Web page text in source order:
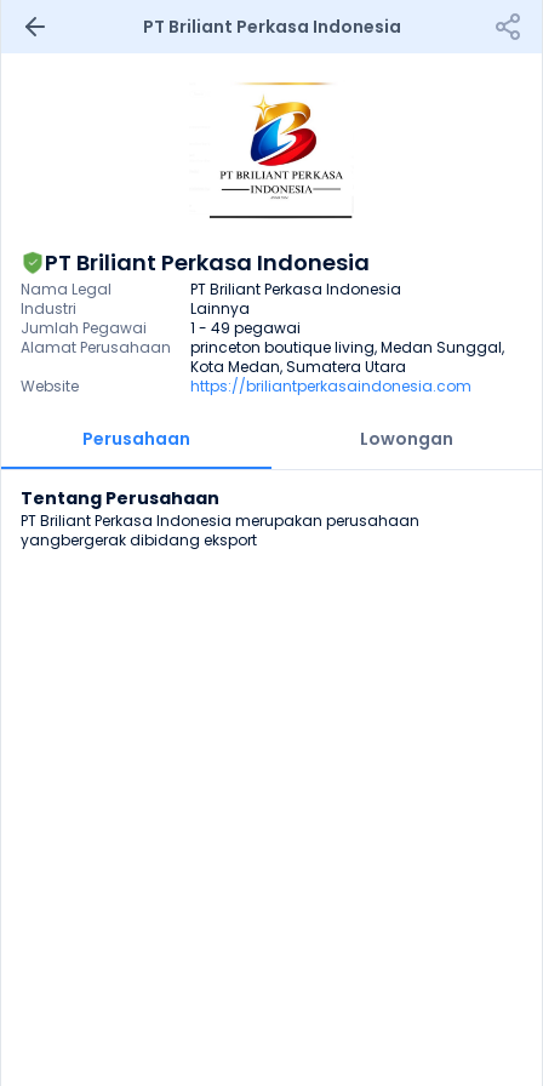
PT Briliant Perkasa Indonesia
PT Briliant Perkasa Indonesia
Nama Legal
PT Briliant Perkasa Indonesia
Industri
Lainnya
Jumlah Pegawai
1 - 49 pegawai
Alamat Perusahaan
princeton boutique living, Medan Sunggal,
Kota Medan, Sumatera Utara
Website
https://briliantperkasaindonesia.com
Perusahaan Lowongan
Tentang Perusahaan
PT Briliant Perkasa Indonesia merupakan perusahaan
yangbergerak dibidang eksport